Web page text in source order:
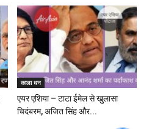
काला धन
एयर एशिया – टाटा ईमेल से खुलासा
चिदंबरम, अजित सिंह और...